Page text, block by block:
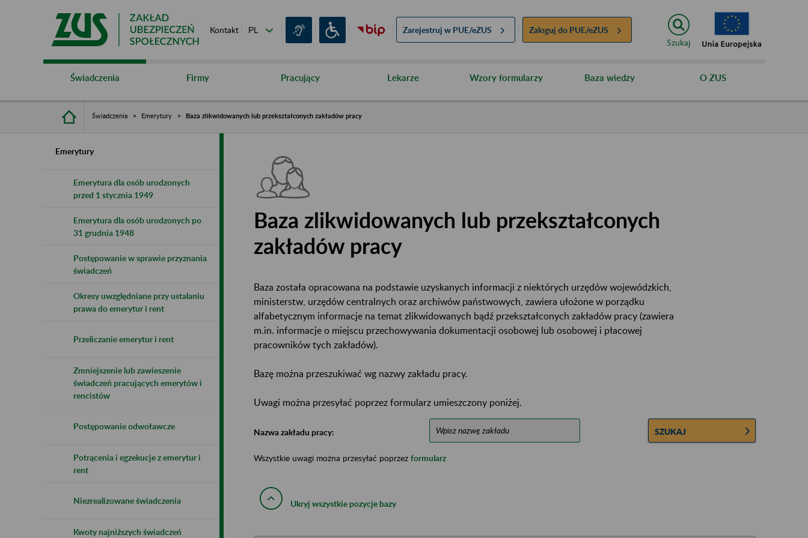
Kontakt Zarejestruj w PUE/eZUS Zaloguj do PUE/eZUS
Szukaj
Świadczenia Firmy Pracujący Lekarze Wzory formularzy Baza wiedzy O ZUS
Świadczenia Emerytury Baza zlikwidowanych lub przekształconych zakładów pracy
Emerytury
Emerytura dla osób urodzonych
przed 1 stycznia 1949
Emerytura dla osób urodzonych po
31 grudnia 1948
Postępowanie w sprawie przyznania
świadczeń
Okresy uwzględniane przy ustalaniu
prawa do emerytur i rent
Przeliczanie emerytur i rent
Zmniejszenie lub zawieszenie
świadczeń pracujących emerytów i
rencistów
Postępowanie odwoławcze
Potrącenia i egzekucje z emerytur i
rent
Niezrealizowane świadczenia
Kwoty najniższych świadczeń
Baza zlikwidowanych lub przekształconych
zakładów pracy
Baza została opracowana na podstawie uzyskanych informacji z niektórych urzędów wojewódzkich,
ministerstw, urzędów centralnych oraz archiwów państwowych, zawiera ułożone w porządku
alfabetycznym informacje na temat zlikwidowanych bądź przekształconych zakładów pracy (zawiera
m.in. informacje o miejscu przechowywania dokumentacji osobowej lub osobowej i płacowej
pracowników tych zakładów).
Bazę można przeszukiwać wg nazwy zakładu pracy.
Uwagi można przesyłać poprzez formularz umieszczony poniżej.
Nazwa zakładu pracy: SZUKAJ
Wszystkie uwagi można przesyłać poprzez formularz
Ukryj wszystkie pozycje bazy